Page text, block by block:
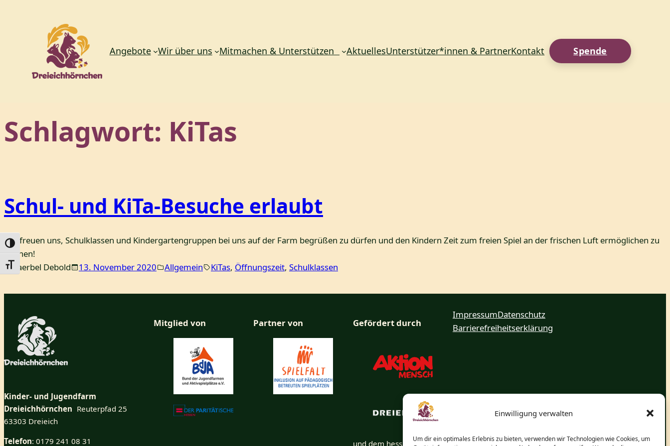
Einwilligung verwalten
Um dir ein optimales Erlebnis zu bieten, verwenden wir Technologien wie Cookies, um
Umschalten auf hohe Kontraste
Schrift vergrößern
Inhalt
springen
Angebote Wir über uns Mitmachen & Unterstützen AktuellesUnterstützer*innen & PartnerKontakt Spende
Schlagwort: KiTas
Schul- und KiTa-Besuche erlaubt
Wir freuen uns, Schulklassen und Kindergartengruppen bei uns auf der Farm begrüßen zu dürfen und den Kindern Zeit zum freien Spiel an der frischen Luft ermöglichen zu
können!
Baerbel Debold
13. November 2020 Allgemein KiTas, Öffnungszeit, Schulklassen
Kinder- und Jugendfarm
Dreieichhörnchen Reuterpfad 25
63303 Dreieich
Telefon: 0179 241 08 31
Mitglied von Partner von Gefördert durch
und dem hessischen
ImpressumDatenschutz
Barrierefreiheitserklärung